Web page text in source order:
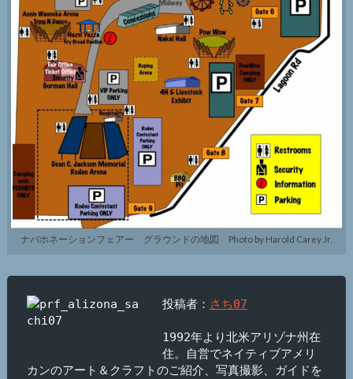
ナバホネーションフェアー グラウンドの地図 Photo by Harold Carey Jr.
投稿者： さち07
1992年より北米アリゾナ州在
住。自営でネイティブアメリ
カンのアート＆クラフトのご紹介、写真撮影、ガイドを